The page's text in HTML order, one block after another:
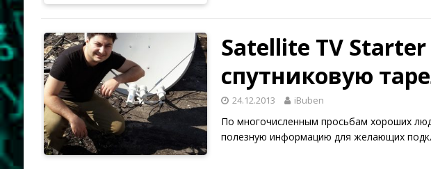
Satellite TV
спутниковую
24.12.2013 iBuben
По многочисленным просьбам хороших
полезную информацию для желающих